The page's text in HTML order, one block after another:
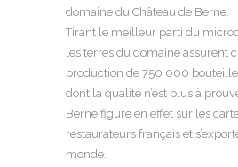
domaine du Château de Berne.
Tirant le meilleur parti du
les terres du domaine assurent
production de 750 000
dont la qualité n’est plus à
Berne figure en effet sur les
restaurateurs français et
monde.